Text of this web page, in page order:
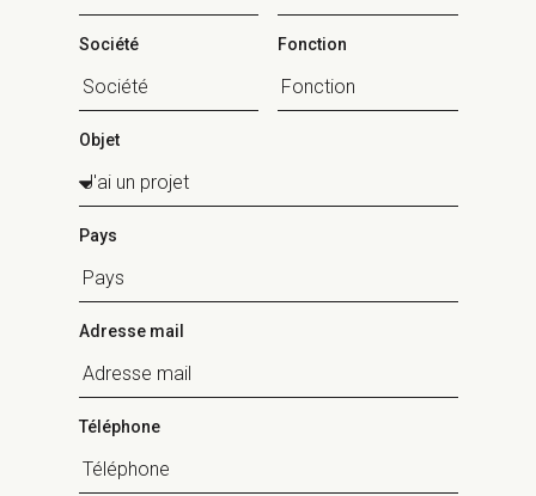
Société Fonction
Objet
Pays
Adresse mail
Téléphone